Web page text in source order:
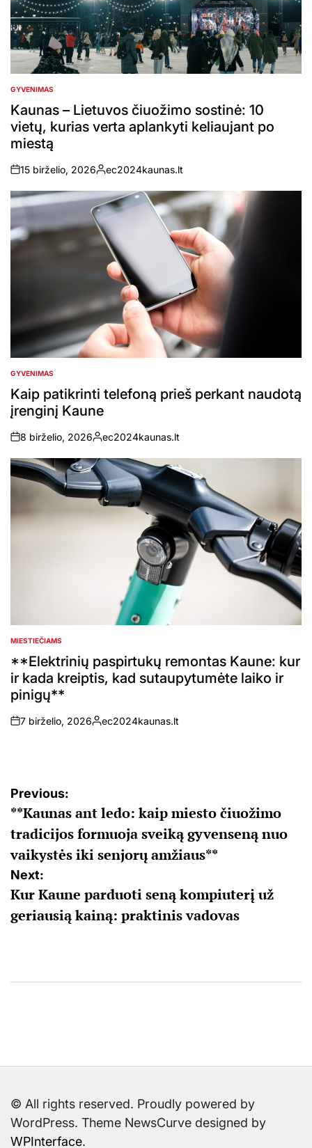
POSTED
IN
GYVENIMAS
Kaunas – Lietuvos čiuožimo sostinė: 10
vietų, kurias verta aplankyti keliaujant po
miestą
on
15 birželio, 2026
Posted
by
ec2024kaunas.lt
POSTED
IN
GYVENIMAS
Kaip patikrinti telefoną prieš perkant naudotą
įrenginį Kaune
on
8 birželio, 2026
Posted
by
ec2024kaunas.lt
POSTED
MIESTIEČIAMS
**Elektrinių paspirtukų remontas Kaune: kur
ir kada kreiptis, kad sutaupytumėte laiko ir
pinigų**
on
7 birželio, 2026
Posted
ec2024kaunas.lt
Navigacija
tarp
įrašų
Previous:
**Kaunas ant ledo: kaip miesto čiuožimo
tradicijos formuoja sveiką gyvenseną nuo
vaikystės iki senjorų amžiaus**
Next:
Kur Kaune parduoti seną kompiuterį už
geriausią kainą: praktinis vadovas
© All rights reserved. Proudly powered by
WordPress. Theme NewsCurve designed by
WPInterface.